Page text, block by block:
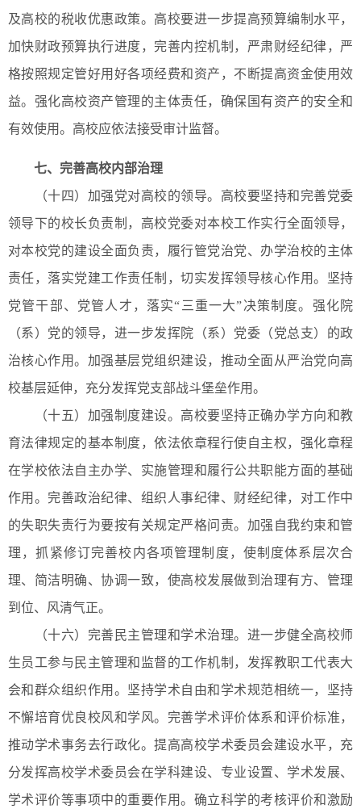
及高校的税收优惠政策。高校要进一步提高预算编制水平，
加快财政预算执行进度，完善内控机制，严肃财经纪律，严
格按照规定管好用好各项经费和资产，不断提高资金使用效
益。强化高校资产管理的主体责任，确保国有资产的安全和
有效使用。高校应依法接受审计监督。
七、完善高校内部治理
（十四）加强党对高校的领导。高校要坚持和完善党委
领导下的校长负责制，高校党委对本校工作实行全面领导，
对本校党的建设全面负责，履行管党治党、办学治校的主体
责任，落实党建工作责任制，切实发挥领导核心作用。坚持
党管干部、党管人才，落实“三重一大”决策制度。强化院
（系）党的领导，进一步发挥院（系）党委（党总支）的政
治核心作用。加强基层党组织建设，推动全面从严治党向高
校基层延伸，充分发挥党支部战斗堡垒作用。
（十五）加强制度建设。高校要坚持正确办学方向和教
育法律规定的基本制度，依法依章程行使自主权，强化章程
在学校依法自主办学、实施管理和履行公共职能方面的基础
作用。完善政治纪律、组织人事纪律、财经纪律，对工作中
的失职失责行为要按有关规定严格问责。加强自我约束和管
理，抓紧修订完善校内各项管理制度，使制度体系层次合
理、简洁明确、协调一致，使高校发展做到治理有方、管理
到位、风清气正。
（十六）完善民主管理和学术治理。进一步健全高校师
生员工参与民主管理和监督的工作机制，发挥教职工代表大
会和群众组织作用。坚持学术自由和学术规范相统一，坚持
不懈培育优良校风和学风。完善学术评价体系和评价标准，
推动学术事务去行政化。提高高校学术委员会建设水平，充
分发挥高校学术委员会在学科建设、专业设置、学术发展、
学术评价等事项中的重要作用。确立科学的考核评价和激励